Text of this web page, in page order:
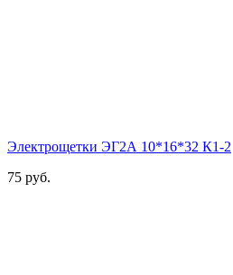
Электрощетки ЭГ2А 10*16*32 К1-2
75 руб.